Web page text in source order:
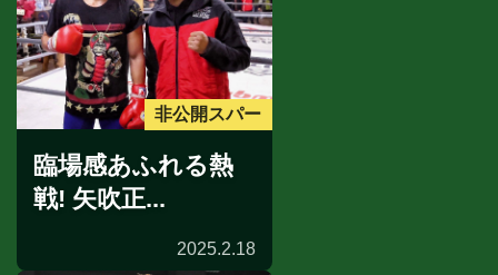
非公開スパー
臨場感あふれる熱
戦! 矢吹正...
2025.2.18